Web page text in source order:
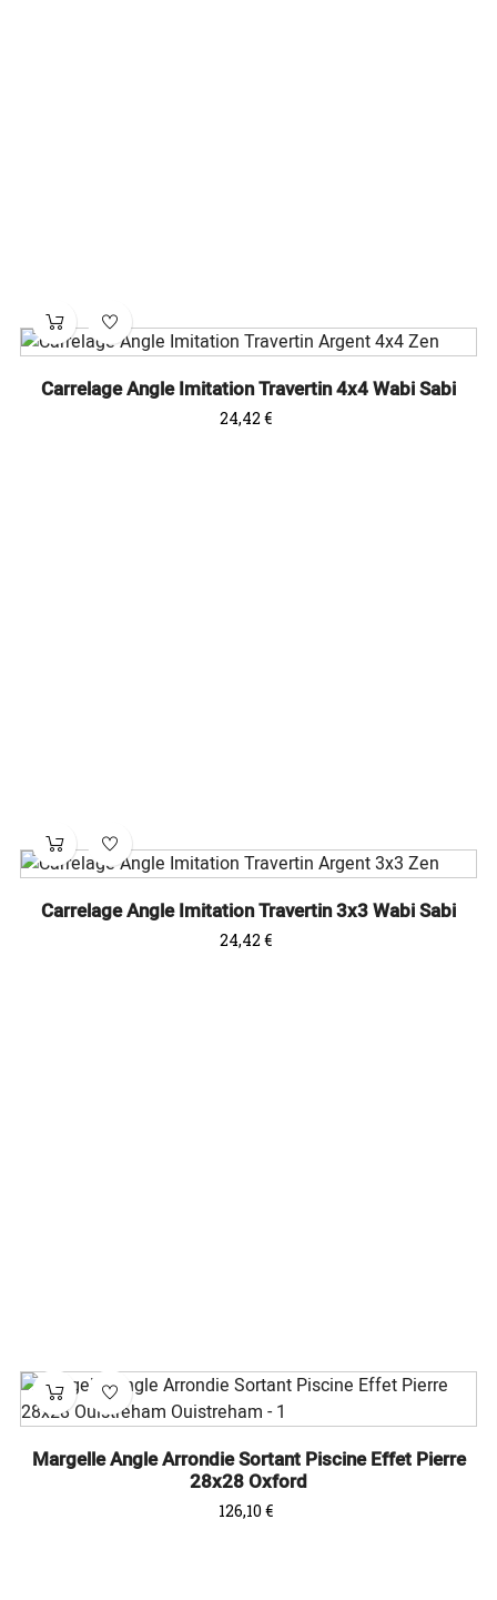
Carrelage Angle Imitation Travertin 4x4 Wabi Sabi
Prix
24,42 €
Carrelage Angle Imitation Travertin 3x3 Wabi Sabi
Prix
24,42 €
Margelle Angle Arrondie Sortant Piscine Effet Pierre
28x28 Oxford
Prix
126,10 €